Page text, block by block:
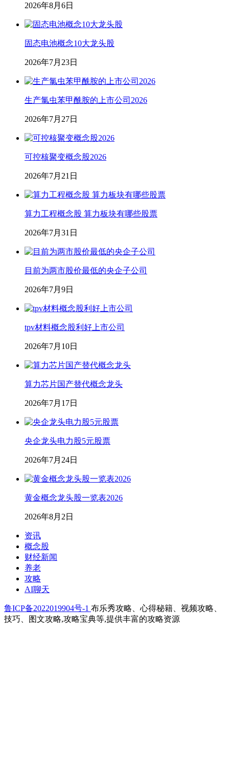
2026年8月6日
固态电池概念10大龙头股
2026年7月23日
生产氯虫苯甲酰胺的上市公司2026
2026年7月27日
可控核聚变概念股2026
2026年7月21日
算力工程概念股 算力板块有哪些股票
2026年7月31日
目前为两市股价最低的央企子公司
2026年7月9日
tpv材料概念股利好上市公司
2026年7月10日
算力芯片国产替代概念龙头
2026年7月17日
央企龙头电力股5元股票
2026年7月24日
黄金概念龙头股一览表2026
2026年8月2日
资讯
概念股
财经新闻
养老
攻略
AI聊天
鲁ICP备2022019904号-1 布乐秀攻略、心得秘籍、视频攻略、
技巧、图文攻略,攻略宝典等,提供丰富的攻略资源